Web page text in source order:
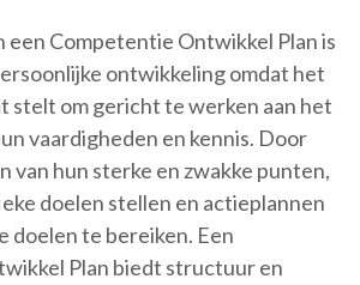
een Competentie Ontwikkel Plan is
ontwikkeling omdat het
stelt om gericht te werken aan het
vaardigheden en kennis. Door
van hun sterke en zwakke punten,
doelen stellen en actieplannen
doelen te bereiken. Een
Plan biedt structuur en